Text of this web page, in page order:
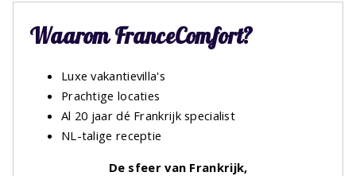
Waarom FranceComfort?
Luxe vakantievilla's
Prachtige locaties
Al 20 jaar dé Frankrijk specialist
NL-talige receptie
De sfeer van Frankrijk,